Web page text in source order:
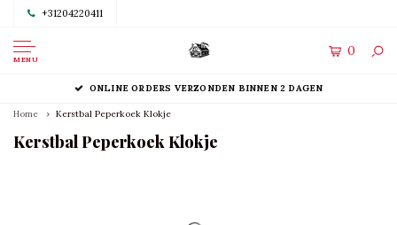
+31204220411
MENU
0
ONLINE ORDERS VERZONDEN BINNEN 2 DAGEN
Home Kerstbal Peperkoek Klokje
Kerstbal Peperkoek Klokje